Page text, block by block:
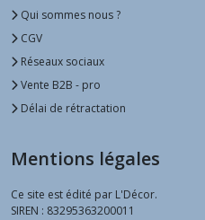
Qui sommes nous ?
CGV
Réseaux sociaux
Vente B2B - pro
Délai de rétractation
Mentions légales
Ce site est édité par L'Décor.
SIREN : 83295363200011